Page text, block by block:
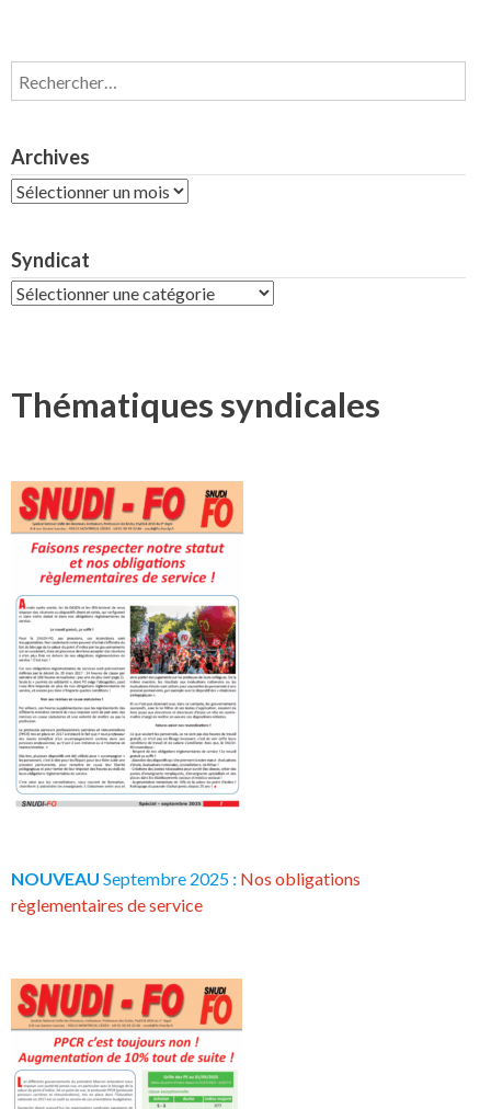
Rechercher :
Archives
Archives
Syndicat
Syndicat
Thématiques syndicales
NOUVEAU Septembre 2025 : Nos obligations
règlementaires de service